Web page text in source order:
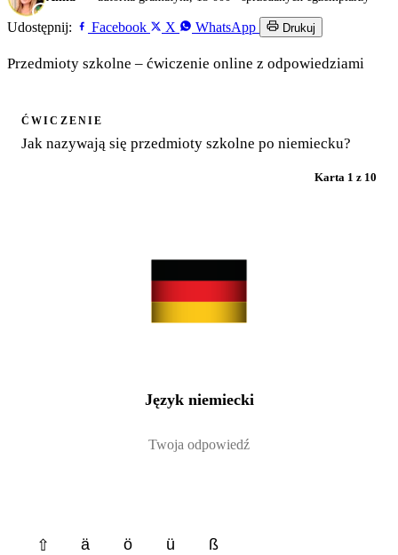
Udostępnij: Facebook X WhatsApp Drukuj
Przedmioty szkolne – ćwiczenie online z odpowiedziami
ĆWICZENIE
Jak nazywają się przedmioty szkolne po niemiecku?
Karta 1 z 10
Język niemiecki
⇧ ä ö ü ß